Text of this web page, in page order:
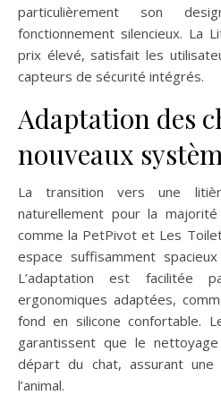
particulièrement son
fonctionnement silencieux. La
prix élevé, satisfait les
capteurs de sécurité intégrés.
Adaptation des
nouveaux
La transition vers une
naturellement pour la
comme la PetPivot et Les
espace suffisamment
L’adaptation est facilitée
ergonomiques adaptées,
fond en silicone confortable.
garantissent que le
départ du chat, assurant une
l’animal.